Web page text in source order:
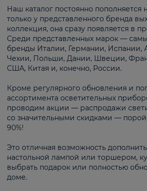
Наш каталог постоянно
только у представленного бренда
коллекция, она сразу появляется в
Среди представленных марок —
бренды Италии, Германии, Испании,
Чехии, Польши, Дании, Швеции,
США, Китая и, конечно, России.
Кроме регулярного обновления и
ассортимента осветительных
проводим акции — распродажи
со значительными скидками —
90%!
Это отличная возможность
настольной лампой или торшером,
выбрать подарок или полностью
доме.